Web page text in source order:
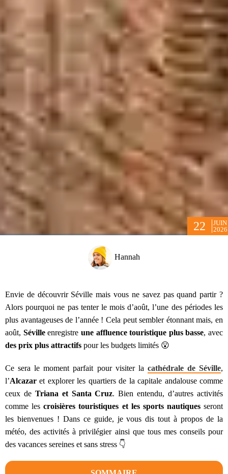
22
JUIN
2026
Hannah
Envie de découvrir Séville mais vous ne savez pas quand partir ?
Alors pourquoi ne pas tenter le mois d’août, l’une des périodes les
plus avantageuses de l’année ! Cela peut sembler étonnant mais, en
août, Sévilleenregistre une affluence touristique plus basse, avec
des prix plus attractifs pour les budgets limités 😮
Ce sera le moment parfait pour visiter la cathédrale de Séville,
l’Alcazar et explorer les quartiers de la capitale andalouse comme
ceux de Triana et Santa Cruz. Bien entendu, d’autres activités
comme lescroisières touristiques et les sports nautiquesseront
les bienvenues ! Dans ce guide, je vous dis tout à propos de la
météo, des activités à privilégier ainsi que tous mes conseils pour
des vacances sereines et sans stress 👇